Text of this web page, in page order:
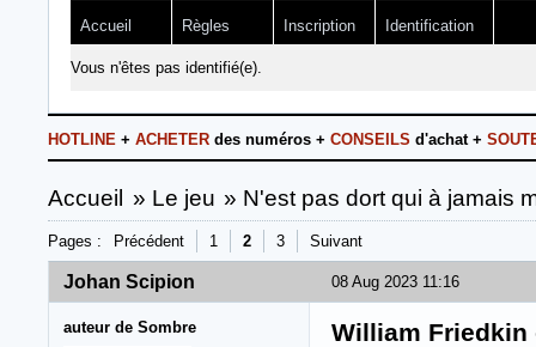
Accueil Règles Inscription Identification
Vous n'êtes pas identifié(e).
HOTLINE + ACHETER des numéros + CONSEILS d'achat +
Accueil » Le jeu » N'est pas dort qui à jamais
Pages : Précédent 1 2 3 Suivant
08 Aug 2023 11:16
Johan Scipion
auteur de Sombre William Friedkin